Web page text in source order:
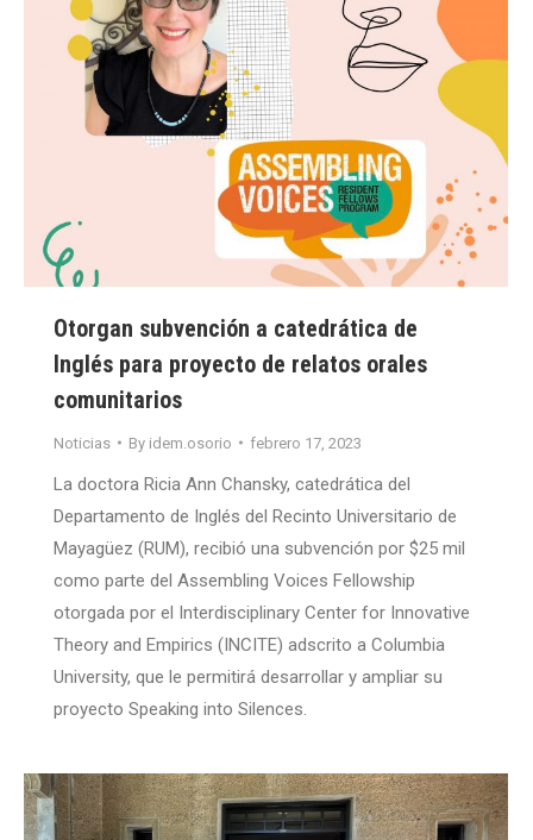
Otorgan subvención a catedrática de
Inglés para proyecto de relatos orales
comunitarios
Noticias By idem.osorio febrero 17, 2023
La doctora Ricia Ann Chansky, catedrática del
Departamento de Inglés del Recinto Universitario de
Mayagüez (RUM), recibió una subvención por $25 mil
como parte del Assembling Voices Fellowship
otorgada por el Interdisciplinary Center for Innovative
Theory and Empirics (INCITE) adscrito a Columbia
University, que le permitirá desarrollar y ampliar su
proyecto Speaking into Silences.